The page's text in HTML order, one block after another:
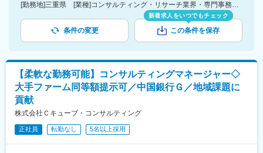
[勤務地]三重県 [業種]コンサルティング・リサーチ業界・専門事務所・監査法人・税理士法人 [詳細条件](休日・働き方)原則定時退社
条件の変更
新着求人をいつでもチェック
この条件を保存
【柔軟な勤務可能】コンサルティングマネージャー◇
大手ファーム同等額提示可／中国銀行Ｇ／地域課題に
貢献
株式会社Ｃキューブ・コンサルティング
正社員 転勤なし 5名以上採用